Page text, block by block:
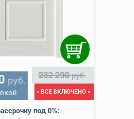
руб. 232 290руб.
« ВСЕ ВКЛЮЧЕНО »
под 0%: